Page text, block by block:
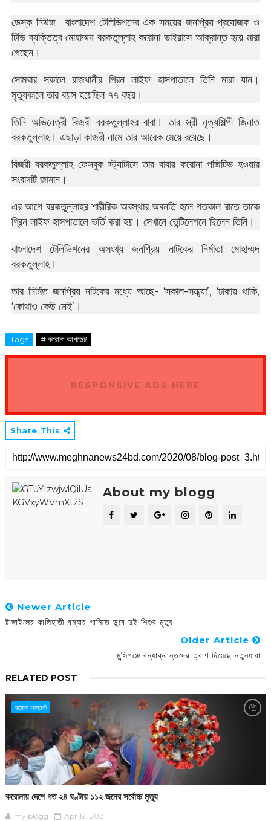
ডেস্ক নিউজ : বাংলাদেশ টেলিভিশনের এক সময়ের জনপ্রিয় প্রযোজক ও
টিভি ব্যক্তিত্ব মোহাম্মদ বরকতুল্লাহ করোনা ভাইরাসে আক্রান্ত হয়ে মারা
গেছেন।
সোমবার সকালে রাজধানীর গ্রিন লাইফ হাসপাতালে তিনি মারা যান।
মৃত্যুকালে তার বয়স হয়েছিল ৭৭ বছর।
তিনি অভিনেত্রী বিজরী বরকতুল্লাহর বাবা। তার স্ত্রী নৃত্যশিল্পী জিনাত
বরকতুল্লাহ। এছাড়া কাজরী নামে তার আরেক মেয়ে রয়েছে।
বিজরী বরকতুল্লাহ ফেসবুক স্ট্যাটাসে তার বাবার করোনা পজিটিভ হওয়ার
সংবাদটি জানান।
এর আগে বরকতুল্লাহর শারীরিক অবস্থার অবনতি হলে গতকাল রাতে তাকে
গ্রিন লাইফ হাসপাতালে ভর্তি করা হয়। সেখানে ভেন্টিলেশনে ছিলেন তিনি।
বাংলাদেশ টেলিভিশনের অসংখ্য জনপ্রিয় নাটকের নির্মাতা মোহাম্মদ
বরকতুল্লাহ।
তার নির্মিত জনপ্রিয় নাটকের মধ্যে আছে- ‘সকাল-সন্ধ্যা’, ‘ঢাকায় থাকি,
‘কোথাও কেউ নেই’।
Tags # করোনা আপডেট
RESPONSIVE ADS HERE
Share This
About my blogg
Newer Article
টাঙ্গাইলের কালিহাতী বন্যার পানিতে ডুবে দুই শিশুর মৃত্যু
Older Article
মুন্সিগঞ্জে বন্যাক্রান্তদের ত্রাণ দিয়েছে নতুনধারা
RELATED POST
করোনা আপডেট
করোনায় দেশে গত ২৪ ঘণ্টায় ১১২ জনের সর্বোচ্চ মৃত্যু
my blogg Apr 19, 2021